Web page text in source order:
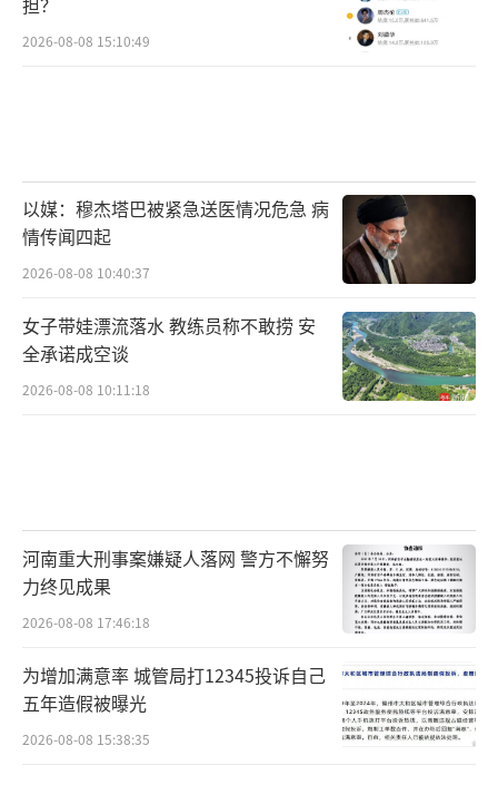
2026-08-08 15:10:49
以媒：穆杰塔巴被紧急送医情况危急 病
情传闻四起
2026-08-08 10:40:37
女子带娃漂流落水 教练员称不敢捞 安
全承诺成空谈
2026-08-08 10:11:18
河南重大刑事案嫌疑人落网 警方不懈努
力终见成果
2026-08-08 17:46:18
为增加满意率 城管局打12345投诉自己
五年造假被曝光
2026-08-08 15:38:35